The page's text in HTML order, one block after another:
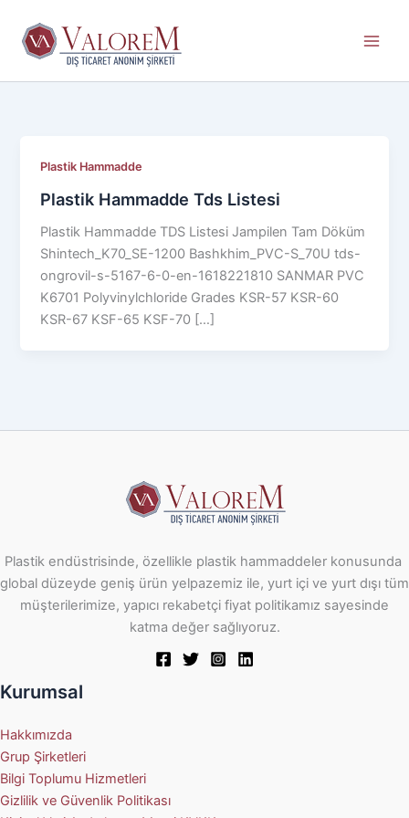
Plastik Hammadde
Plastik Hammadde Tds Listesi
Plastik Hammadde TDS Listesi Jampilen Tam Döküm
Shintech_K70_SE-1200 Bashkhim_PVC-S_70U tds-
ongrovil-s-5167-6-0-en-1618221810 SANMAR PVC
K6701 Polyvinylchloride Grades KSR-57 KSR-60
KSR-67 KSF-65 KSF-70 […]
Plastik endüstrisinde, özellikle plastik hammaddeler konusunda
global düzeyde geniş ürün yelpazemiz ile, yurt içi ve yurt dışı tüm
müşterilerimize, yapıcı rekabetçi fiyat politikamız sayesinde
katma değer sağlıyoruz.
Kurumsal
Hakkımızda
Grup Şirketleri
Bilgi Toplumu Hizmetleri
Gizlilik ve Güvenlik Politikası